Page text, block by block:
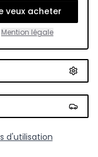
veux acheter
Mention légale
d'utilisation